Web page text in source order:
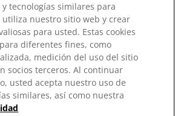
Company. Todos los derechos
reservados.
tecnologías similares para
nuestro sitio web y crear
para usted. Estas cookies
diferentes fines, como
medición del uso del sitio
socios terceros. Al continuar
usted acepta nuestro uso de
similares, así como nuestra